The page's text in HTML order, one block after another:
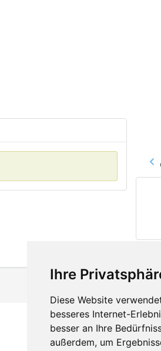
Ihre
Diese Website
besseres Internet-
besser an Ihre
außerdem, um
Контакты
Оставить отзыв